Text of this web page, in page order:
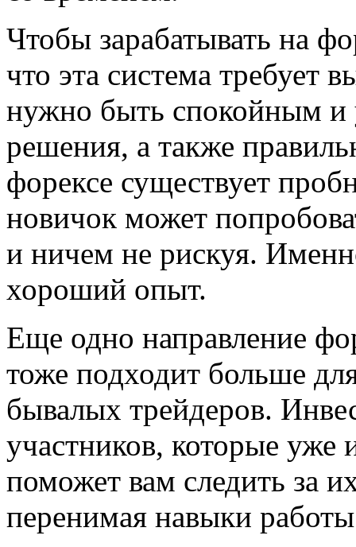
Чтобы зарабатывать на
что эта система требует
нужно быть спокойным и
решения, а также
форексе существует
новичок может
и ничем не рискуя.
хороший опыт.
Еще одно направление
тоже подходит больше
бывалых трейдеров.
участников, которые
поможет вам следить за
перенимая навыки